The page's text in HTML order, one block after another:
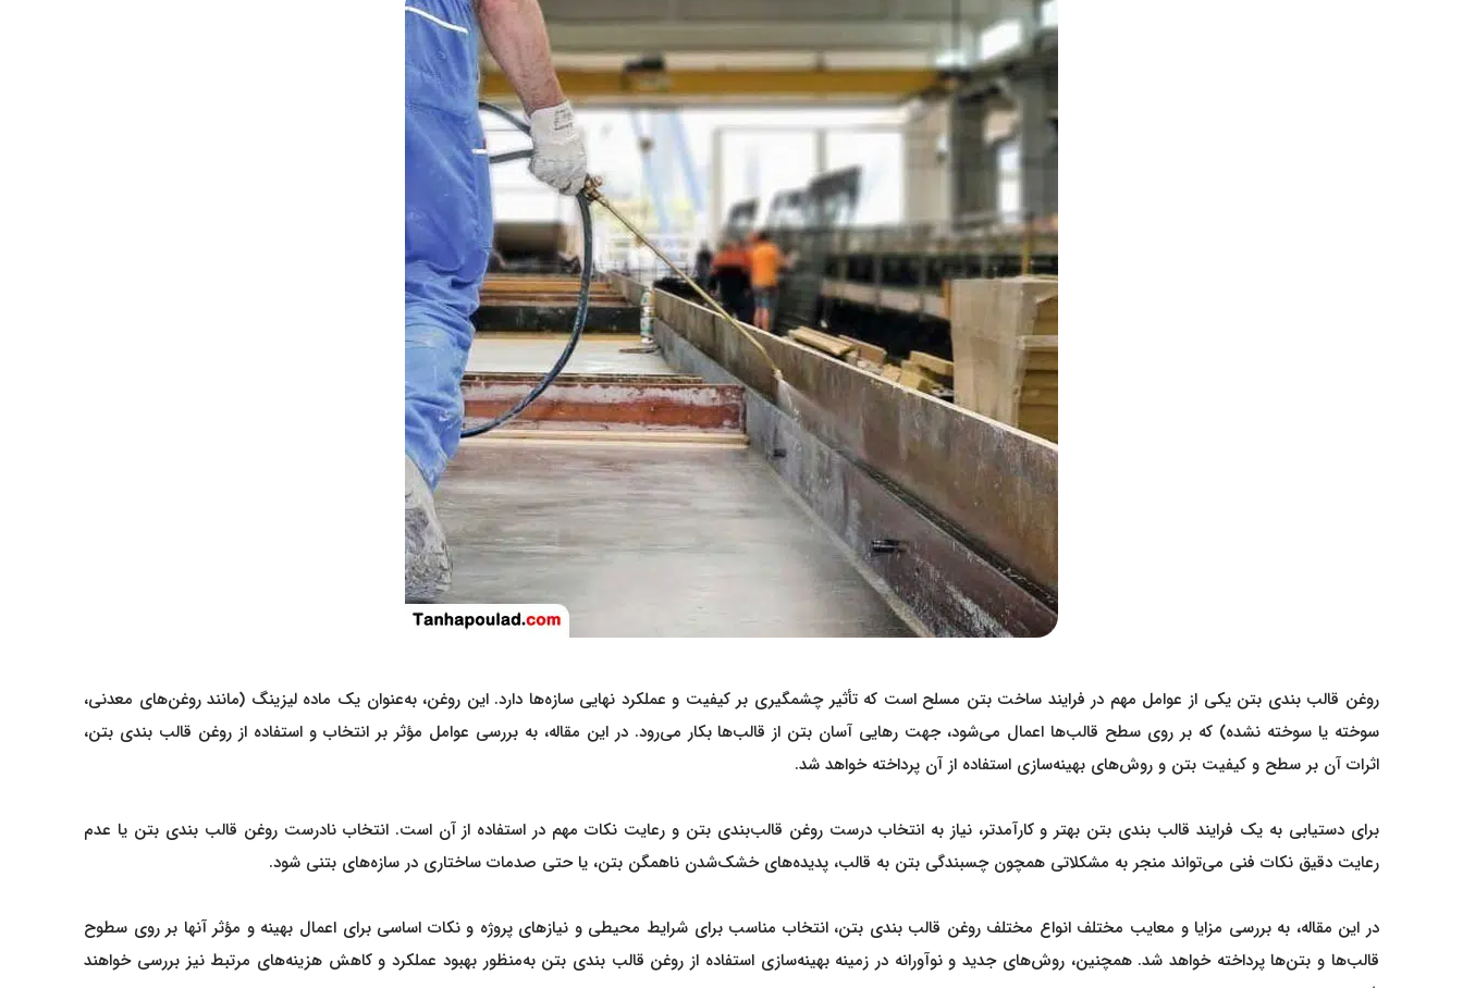
روغن قالب بندی بتن یکی از عوامل مهم در فرایند ساخت بتن مسلح است که تأثیر چشمگیری بر کیفیت و عملکرد نهایی سازه‌ها دارد. این روغن، به‌عنوان یک ماده لیزینگ (مانند روغن‌های معدنی،
سوخته یا سوخته نشده) که بر روی سطح قالب‌ها اعمال می‌شود، جهت رهایی آسان بتن از قالب‌ها بکار می‌رود. در این مقاله، به بررسی عوامل مؤثر بر انتخاب و استفاده از روغن قالب بندی بتن،
اثرات آن بر سطح و کیفیت بتن و روش‌های بهینه‌سازی استفاده از آن پرداخته خواهد شد.
برای دستیابی به یک فرایند قالب بندی بتن بهتر و کارآمدتر، نیاز به انتخاب درست روغن قالب‌بندی بتن و رعایت نکات مهم در استفاده از آن است. انتخاب نادرست روغن قالب بندی بتن یا عدم
رعایت دقیق نکات فنی می‌تواند منجر به مشکلاتی همچون چسبندگی بتن به قالب، پدیده‌های خشک‌شدن ناهمگن بتن، یا حتی صدمات ساختاری در سازه‌های بتنی شود.
در این مقاله، به بررسی مزایا و معایب مختلف انواع مختلف روغن قالب بندی بتن، انتخاب مناسب برای شرایط محیطی و نیازهای پروژه و نکات اساسی برای اعمال بهینه و مؤثر آنها بر روی سطوح
قالب‌ها و بتن‌ها پرداخته خواهد شد. همچنین، روش‌های جدید و نوآورانه در زمینه بهینه‌سازی استفاده از روغن قالب بندی بتن به‌منظور بهبود عملکرد و کاهش هزینه‌های مرتبط نیز بررسی خواهند